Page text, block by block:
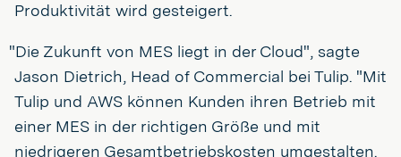
Produktivität wird gesteigert.
"Die Zukunft von MES liegt in der Cloud", sagte
Jason Dietrich, Head of Commercial bei Tulip. "Mit
Tulip und AWS können Kunden ihren Betrieb mit
einer MES in der richtigen Größe und mit
niedrigeren Gesamtbetriebskosten umgestalten.